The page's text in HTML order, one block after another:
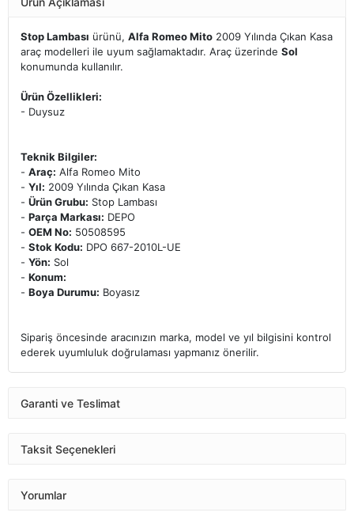
Stop Lambası ürünü, Alfa Romeo Mito 2009 Yılında Çıkan Kasa
araç modelleri ile uyum sağlamaktadır. Araç üzerinde Sol
konumunda kullanılır.
Ürün Özellikleri:
- Duysuz
Teknik Bilgiler:
- Araç: Alfa Romeo Mito
- Yıl: 2009 Yılında Çıkan Kasa
- Ürün Grubu: Stop Lambası
- Parça Markası: DEPO
- OEM No: 50508595
- Stok Kodu: DPO 667-2010L-UE
- Yön: Sol
- Konum:
- Boya Durumu: Boyasız
Sipariş öncesinde aracınızın marka, model ve yıl bilgisini kontrol
ederek uyumluluk doğrulaması yapmanız önerilir.
Garanti ve Teslimat
Taksit Seçenekleri
Yorumlar